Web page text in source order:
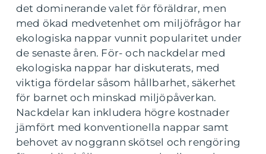
det dominerande valet för föräldrar, men
med ökad medvetenhet om miljöfrågor har
ekologiska nappar vunnit popularitet under
de senaste åren. För- och nackdelar med
ekologiska nappar har diskuterats, med
viktiga fördelar såsom hållbarhet, säkerhet
för barnet och minskad miljöpåverkan.
Nackdelar kan inkludera högre kostnader
jämfört med konventionella nappar samt
behovet av noggrann skötsel och rengöring